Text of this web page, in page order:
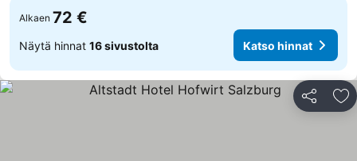
Alkaen 72 €
Näytä hinnat 16 sivustolta Katso hinnat
Jaa